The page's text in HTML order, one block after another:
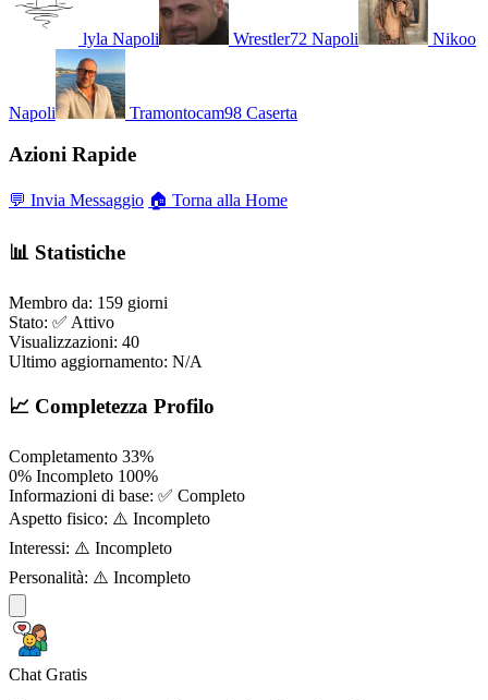
lyla Napoli Wrestler72 Napoli Nikoo
Napoli Tramontocam98 Caserta
Azioni Rapide
💬 Invia Messaggio 🏠 Torna alla Home
📊 Statistiche
Membro da: 159 giorni
Stato: ✅ Attivo
Visualizzazioni: 40
Ultimo aggiornamento: N/A
📈 Completezza Profilo
Completamento 33%
0% Incompleto 100%
Informazioni di base: ✅ Completo
Aspetto fisico: ⚠️ Incompleto
Interessi: ⚠️ Incompleto
Personalità: ⚠️ Incompleto
Chat Gratis